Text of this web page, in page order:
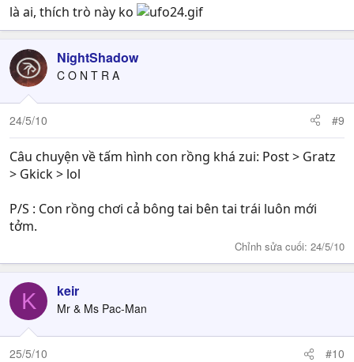
là ai, thích trò này ko
NightShadow
C O N T R A
24/5/10 #9
Câu chuyện về tấm hình con rồng khá zui: Post > Gratz
> Gkick > lol
P/S : Con rồng chơi cả bông tai bên tai trái luôn mới
tởm.
Chỉnh sửa cuối: 24/5/10
K keir
Mr & Ms Pac-Man
25/5/10 #10